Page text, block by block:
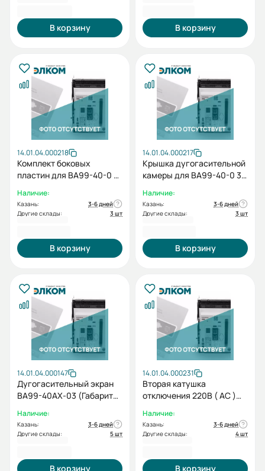
В корзину В корзину
14.01.04.000218
Комплект боковых
пластин для BA99-40-0 3F
Наличие:
Казань:
3-6 дней
Другие склады:
3 шт
В корзину
14.01.04.000217
Крышка дугогасительной
камеры для BA99-40-0 3F
Наличие:
Казань:
3-6 дней
Другие склады:
3 шт
В корзину
14.01.04.000147
Дугогасительный экран
ВА99-40AX-03 (Габарит
Наличие:
Казань:
3-6 дней
Другие склады:
5 шт
В корзину
14.01.04.000231
Вторая катушка
отключения 220В ( AC )
Наличие:
Казань:
3-6 дней
Другие склады:
4 шт
В корзину